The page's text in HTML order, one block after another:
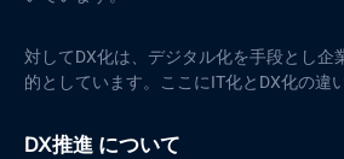
対してDX化は、デジタル化を手段とし企
的としています。ここにIT化とDX化の違
DX推進 について